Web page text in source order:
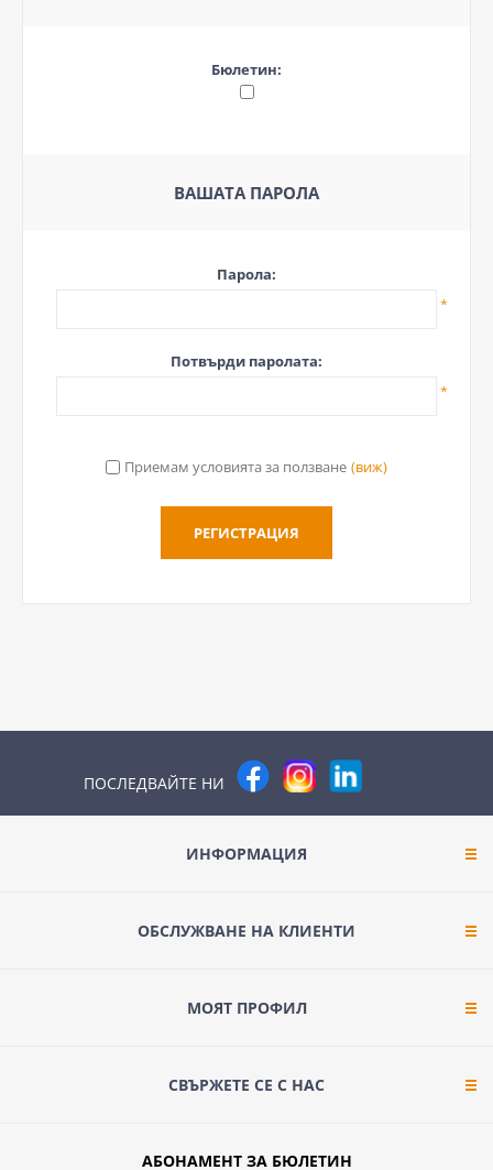
Бюлетин:
ВАШАТА ПАРОЛА
Парола:
*
Потвърди паролата:
*
Приемам условията за ползване (виж)
ПОСЛЕДВАЙТЕ НИ
ИНФОРМАЦИЯ
ОБСЛУЖВАНЕ НА КЛИЕНТИ
МОЯТ ПРОФИЛ
СВЪРЖЕТЕ СЕ С НАС
АБОНАМЕНТ ЗА БЮЛЕТИН